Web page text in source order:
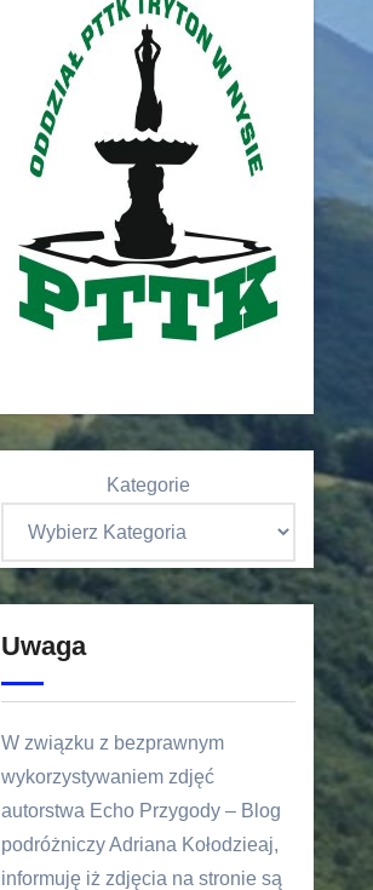
Kategorie
Uwaga
W związku z bezprawnym
wykorzystywaniem zdjęć
autorstwa Echo Przygody – Blog
podróżniczy Adriana Kołodzieaj,
informuję iż zdjęcia na stronie są